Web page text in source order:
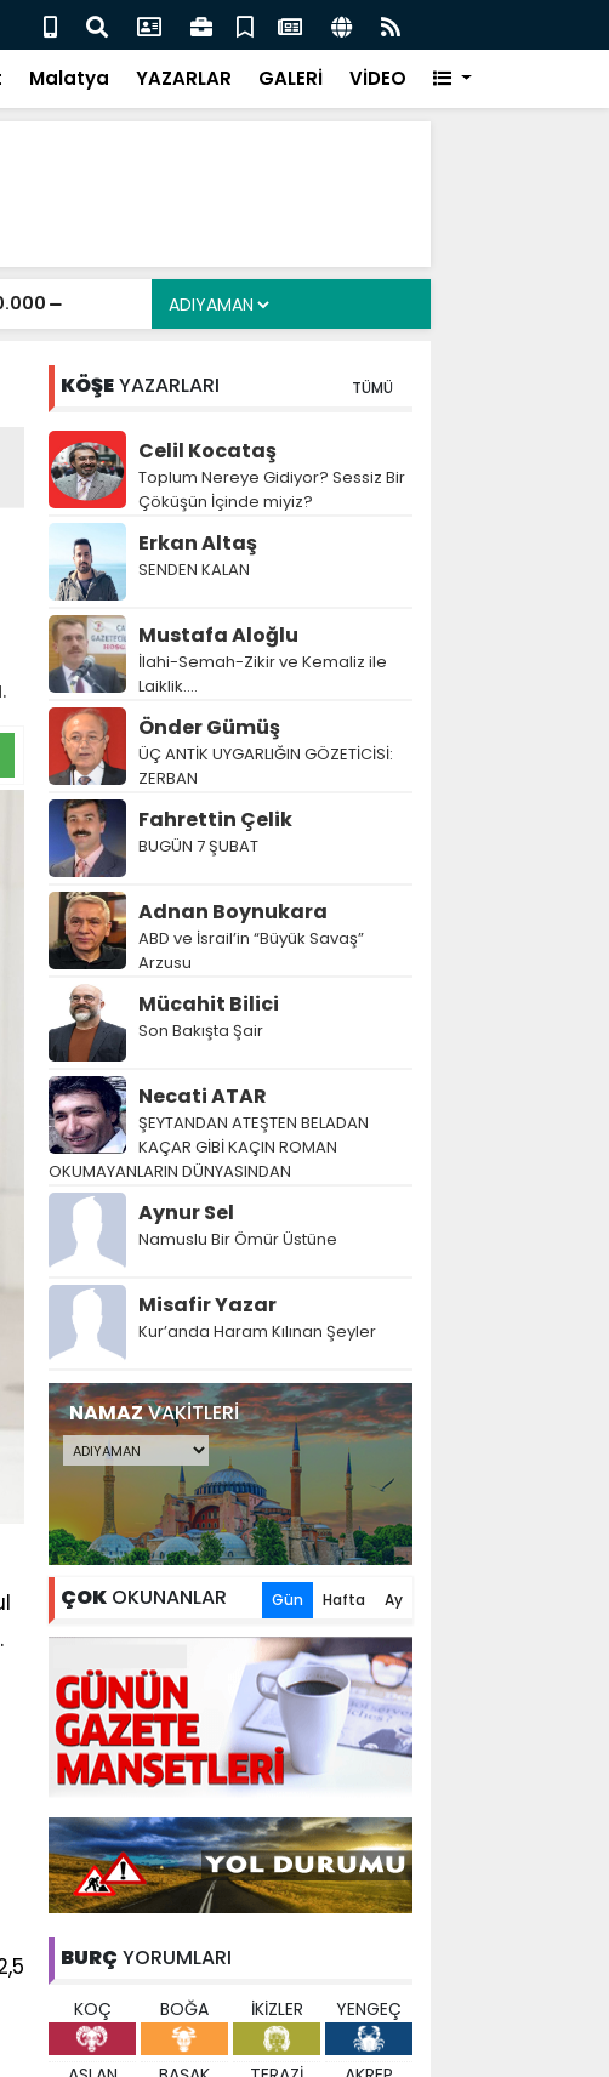
Alkayış, Cibuti’de diplomatik temaslarda bulundu
Malatya YAZARLAR GALERİ VİDEO
KÖŞEYAZARLARI TÜMÜ
Celil Kocataş
Toplum Nereye Gidiyor? Sessiz Bir
Çöküşün İçinde miyiz?
Erkan Altaş
SENDEN KALAN
Mustafa Aloğlu
İlahi-Semah-Zikir ve Kemaliz ile
Laiklik….
Önder Gümüş
ÜÇ ANTİK UYGARLIĞIN GÖZETİCİSİ:
ZERBAN
Fahrettin Çelik
BUGÜN 7 ŞUBAT
Adnan Boynukara
ABD ve İsrail’in “Büyük Savaş”
Arzusu
Mücahit Bilici
Son Bakışta Şair
Necati ATAR
ŞEYTANDAN ATEŞTEN BELADAN
KAÇAR GİBİ KAÇIN ROMAN
OKUMAYANLARIN DÜNYASINDAN
Aynur Sel
Namuslu Bir Ömür Üstüne
Misafir Yazar
Kur’anda Haram Kılınan Şeyler
NAMAZVAKİTLERİ
ÇOK OKUNANLAR Gün Hafta Ay
BURÇ YORUMLARI
KOÇ BOĞA İKİZLER YENGEÇ